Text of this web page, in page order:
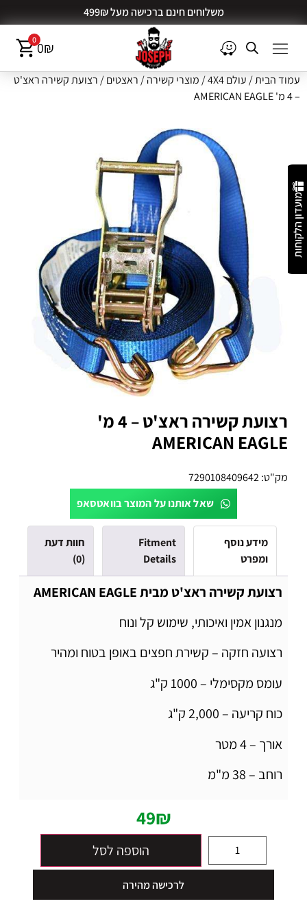
משלוחים חינם ברכישה מעל 499₪
00₪
מועדון הלקוחות
עמוד הבית/ עולם 4X4 / מוצרי קשירה/ ראצטים/ רצועת קשירה ראצ'ט
– 4 מ' AMERICAN EAGLE
רצועת קשירה ראצ'ט – 4 מ'
AMERICAN EAGLE
מק"ט:7290108409642
שאל אותנו על המוצר בוואטסאפ
מידע נוסף
ומפרט
Fitment
Details
חוות דעת
(0)
רצועת קשירה ראצ'ט מבית AMERICAN EAGLE
מנגנון אמין ואיכותי, שימוש קל ונוח
רצועה חזקה – קשירת חפצים באופן בטוח ומהיר
עומס מקסימלי – 1000 ק"ג
כוח קריעה – 2,000 ק"ג
אורך – 4 מטר
רוחב – 38 מ"מ
49₪
הוספה לסל
לרכישה מהירה